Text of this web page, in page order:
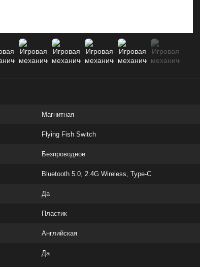
Магнитная
Flying Fish Switch
Безпроводное
Bluetooth 5.0, 2.4G Wireless, Type-C
Да
Пластик
Английская
Да